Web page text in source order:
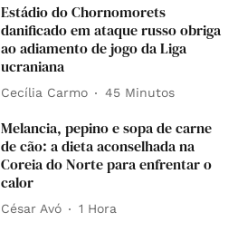
Estádio do Chornomorets
danificado em ataque russo obriga
ao adiamento de jogo da Liga
ucraniana
Cecília Carmo 45 Minutos
Melancia, pepino e sopa de carne
de cão: a dieta aconselhada na
Coreia do Norte para enfrentar o
calor
César Avó 1 Hora